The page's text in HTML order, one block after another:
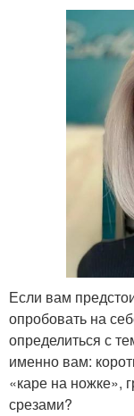
Если вам
опробовать на
определиться с
именно вам:
«каре на ножке»,
срезами?